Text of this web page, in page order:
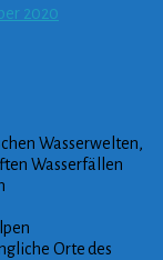
2020
Wasserwelten,
Wasserfällen
Ortedes